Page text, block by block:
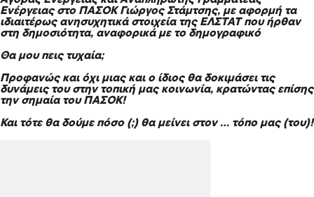
Ενέργειας στο ΠΑΣΟΚ Γιώργος Στάμτσης, με αφορμή τα
ιδιαιτέρως ανησυχητικά στοιχεία της ΕΛΣΤΑΤ που ήρθαν
στη δημοσιότητα, αναφορικά με το δημογραφικό
Θα μου πεις τυχαία;
Προφανώς και όχι μιας και ο ίδιος θα δοκιμάσει τις
δυνάμεις του στην τοπική μας κοινωνία, κρατώντας επίσης
την σημαία του ΠΑΣΟΚ!
Και τότε θα δούμε πόσο (;) θα μείνει στον … τόπο μας (του)!